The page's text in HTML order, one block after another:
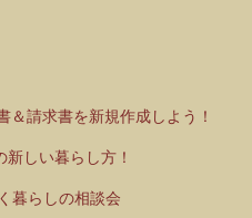
請求書を新規作成しよう！
しい暮らし方！
暮らしの相談会